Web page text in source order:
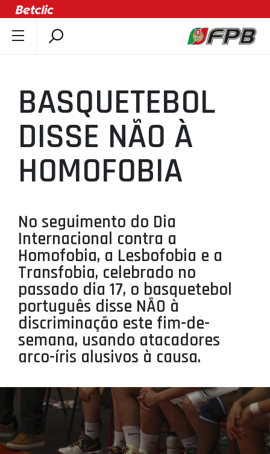
ÚLTIMAS
COMPETIÇÕES
ASSOCIAÇÕES
CLUBES
AGENTES
SELEÇÕES
MINIBASQUETE
ÁREA TÉCNICA
PROJETOS
LIGA BETCLIC MASCULINA
LIGA BETCLIC FEMININA
BASQUETEBOL
DISSE NÃO À
HOMOFOBIA
No seguimento do Dia
Internacional contra a
Homofobia, a Lesbofobia e a
Transfobia, celebrado no
passado dia 17, o basquetebol
português disse NÃO à
discriminação este fim-de-
semana, usando atacadores
arco-íris alusivos à causa.